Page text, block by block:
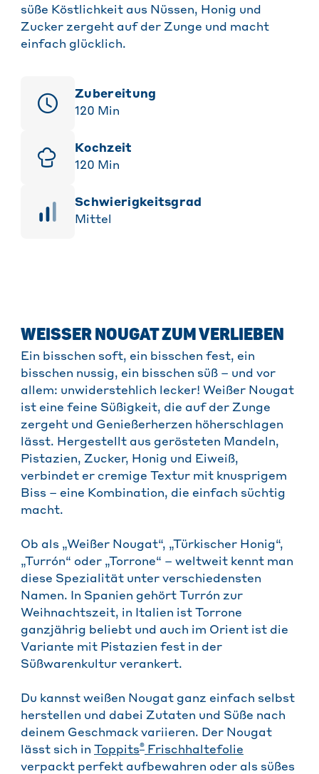
süße Köstlichkeit aus Nüssen, Honig und
Zucker zergeht auf der Zunge und macht
einfach glücklich.
Zubereitung
120 Min
Kochzeit
120 Min
Schwierigkeitsgrad
Mittel
WEISSER NOUGAT ZUM VERLIEBEN
Ein bisschen soft, ein bisschen fest, ein
bisschen nussig, ein bisschen süß – und vor
allem: unwiderstehlich lecker! Weißer Nougat
ist eine feine Süßigkeit, die auf der Zunge
zergeht und Genießerherzen höherschlagen
lässt. Hergestellt aus gerösteten Mandeln,
Pistazien, Zucker, Honig und Eiweiß,
verbindet er cremige Textur mit knusprigem
Biss – eine Kombination, die einfach süchtig
macht.
Ob als „Weißer Nougat“, „Türkischer Honig“,
„Turrón“ oder „Torrone“ – weltweit kennt man
diese Spezialität unter verschiedensten
Namen. In Spanien gehört Turrón zur
Weihnachtszeit, in Italien ist Torrone
ganzjährig beliebt und auch im Orient ist die
Variante mit Pistazien fest in der
Süßwarenkultur verankert.
Du kannst weißen Nougat ganz einfach selbst
herstellen und dabei Zutaten und Süße nach
deinem Geschmack variieren. Der Nougat
lässt sich in
Toppits® Frischhaltefolie
verpackt perfekt aufbewahren oder als süßes